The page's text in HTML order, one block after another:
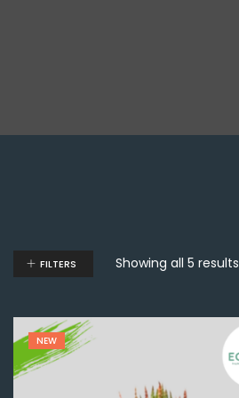
Showing all 5 results
FILTERS
NEW